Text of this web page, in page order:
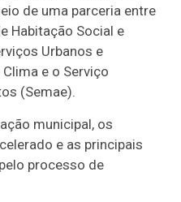
de uma parceria entre
Habitação Social e
Urbanos e
e o Serviço
(Semae).
municipal, os
e as principais
processo de